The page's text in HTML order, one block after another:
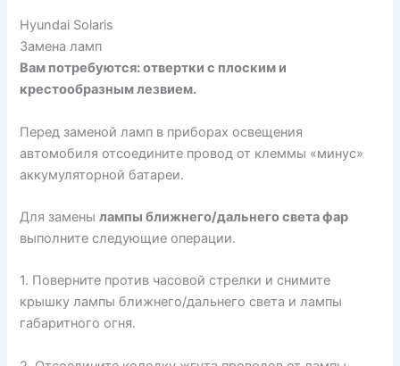
Hyundai Solaris
Замена ламп
Вам потребуются: отвертки с плоским и
крестообразным лезвием.
Перед заменой ламп в приборах освещения
автомобиля отсоедините провод от клеммы «минус»
аккумуляторной батареи.
Для заменылампы ближнего/дальнего света фар
выполните следующие операции.
1. Поверните против часовой стрелки и снимите
крышку лампы ближнего/дальнего света и лампы
габаритного огня.